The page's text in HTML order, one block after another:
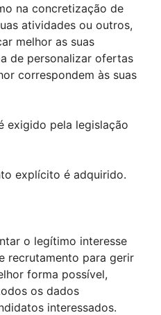
na concretização de
atividades ou outros,
melhor as suas
de personalizar ofertas
correspondem às suas
exigido pela legislação
explícito é adquirido.
o legítimo interesse
recrutamento para gerir
forma possível,
os dados
interessados.